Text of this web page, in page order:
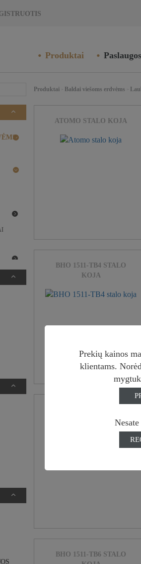
Produktai Paslaugos
Produktai > Baldai viešoms erdvėms >
ATOMO STALO KOJA
BHO 1511-TB4 STALO
KOJA
BHO 1511-TB6 STALO
Prekių kainos
klientams.